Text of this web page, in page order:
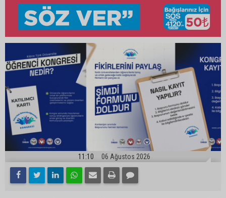
11:10 06 Ağustos 2026